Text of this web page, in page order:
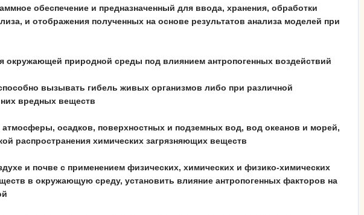
обеспечение и предназначенный для ввода, хранения, обработки
и отображения полученных на основе результатов анализа моделей при
окружающей природной среды под влиянием антропогенных воздействий
вызывать гибель живых организмов либо при различной
них вредных веществ
атмосферы, осадков, поверхностных и подземных вод, вод океанов и морей,
распространения химических загрязняющих веществ
и почве с применением физических, химических и физико-химических
в окружающую среду, установить влияние антропогенных факторов на